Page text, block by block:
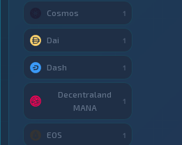
Cosmos 1
Dai 1
Dash 1
Decentraland
MANA
1
EOS 1